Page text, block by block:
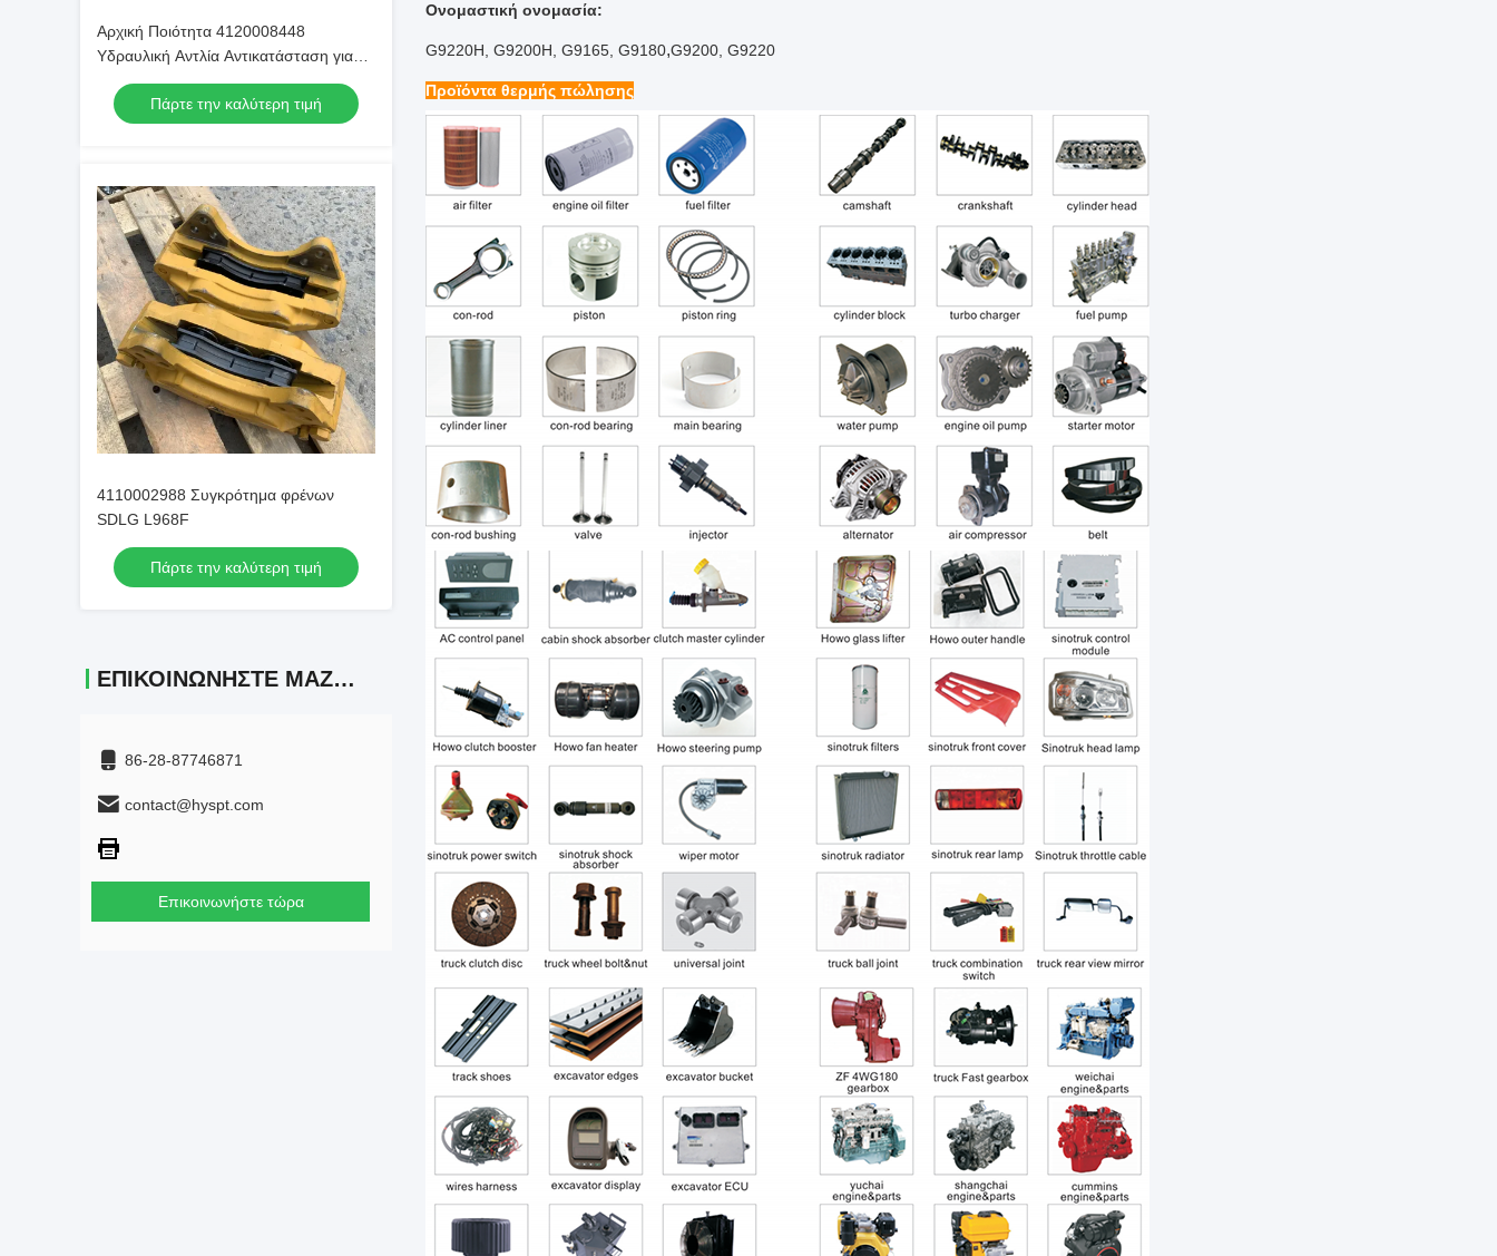
Αρχική Ποιότητα 4120008448
Υδραυλική Αντλία Αντικατάσταση για
Εκσκαφέα SDLG 60 65 Συντήρηση
Πάρτε την καλύτερη τιμή
4110002988 Συγκρότημα φρένων
SDLG L968F
Πάρτε την καλύτερη τιμή
ΕΠΙΚΟΙΝΩΝΉΣΤΕ ΜΑΖΊ ΜΑΣ
86-28-87746871
contact@hyspt.com
Επικοινωνήστε τώρα
Ονομαστική ονομασία:
G9220H, G9200H, G9165, G9180,G9200, G9220
Προϊόντα θερμής πώλησης